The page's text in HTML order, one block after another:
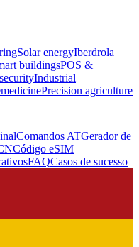
Solar energyIberdrola
buildingsPOS &
Industrial
Precision agriculture
Comandos ATGerador de
Código eSIM
FAQCasos de sucesso